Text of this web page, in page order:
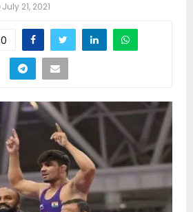
July 21, 2021
0